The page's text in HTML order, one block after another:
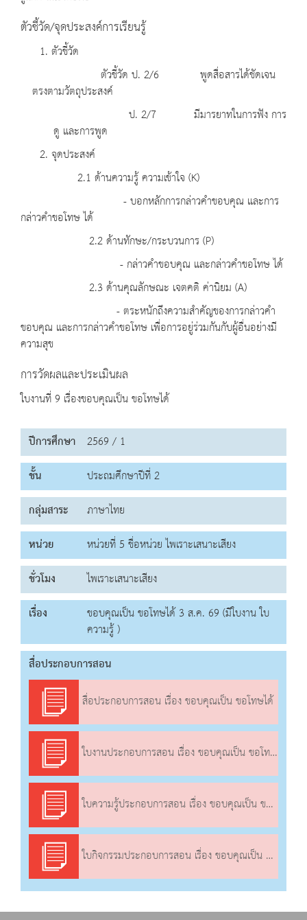
ตัวชี้วัด/จุดประสงค์การเรียนรู้
1. ตัวชี้วัด
ตัวชี้วัด ป. 2/6 พูดสื่อสารได้ชัดเจน
ตรงตามวัตถุประสงค์
ป. 2/7 มีมารยาทในการฟัง การ
ดู และการพูด
2. จุดประสงค์
2.1 ด้านความรู้ ความเข้าใจ (K)
- บอกหลักการกล่าวคำขอบคุณ และการ
กล่าวคำขอโทษ ได้
2.2 ด้านทักษะ/กระบวนการ (P)
- กล่าวคำขอบคุณ และกล่าวคำขอโทษ ได้
2.3 ด้านคุณลักษณะ เจตคติ ค่านิยม (A)
- ตระหนักถึงความสำคัญของการกล่าวคำ
ขอบคุณ และการกล่าวคำขอโทษ เพื่อการอยู่ร่วมกันกับผู้อื่นอย่างมี
ความสุข
การวัดผลและประเมินผล
ใบงานที่ 9 เรื่องขอบคุณเป็น ขอโทษได้
ปีการศึกษา 2569 / 1
ชั้น
ประถมศึกษาปีที่ 2
กลุ่มสาระ
ภาษาไทย
หน่วย
หน่วยที่ 5 ชื่อหน่วย ไพเราะเสนาะเสียง
ชั่วโมง
ไพเราะเสนาะเสียง
เรื่อง
ขอบคุณเป็น ขอโทษได้ 3 ส.ค. 69 (มีใบงาน ใบ
ความรู้ )
สื่อประกอบการสอน
สื่อประกอบการสอน เรื่อง ขอบคุณเป็น ขอโทษได้
ใบงานประกอบการสอน เรื่อง ขอบคุณเป็น ขอโทษได้
ใบความรู้ประกอบการสอน เรื่อง ขอบคุณเป็น ขอโทษได้
ใบกิจกรรมประกอบการสอน เรื่อง ขอบคุณเป็น ขอโทษได้